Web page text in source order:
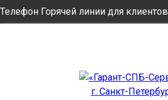
Телефон Горячей линии для клиентов